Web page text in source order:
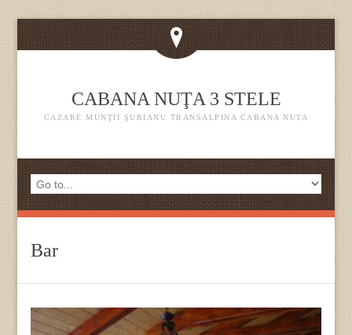
CABANA NUŢA 3 STELE
CAZARE MUNŢII ŞURIANU TRANSALPINA CABANA NUTA
Bar